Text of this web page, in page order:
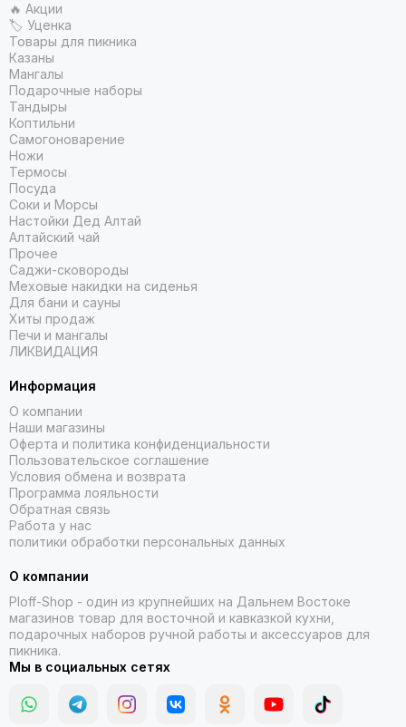
🔥 Акции
🏷 Уценка
Товары для пикника
Казаны
Мангалы
Подарочные наборы
Тандыры
Коптильни
Самогоноварение
Ножи
Термосы
Посуда
Соки и Морсы
Настойки Дед Алтай
Алтайский чай
Прочее
Саджи-сковороды
Меховые накидки на сиденья
Для бани и сауны
Хиты продаж
Печи и мангалы
ЛИКВИДАЦИЯ
Информация
О компании
Наши магазины
Оферта и политика конфиденциальности
Пользовательское соглашение
Условия обмена и возврата
Программа лояльности
Обратная связь
Работа у нас
политики обработки персональных данных
О компании
Ploff-Shop - один из крупнейших на Дальнем Востоке
магазинов товар для восточной и кавказкой кухни,
подарочных наборов ручной работы и аксессуаров для
пикника.
Мы в социальных сетях